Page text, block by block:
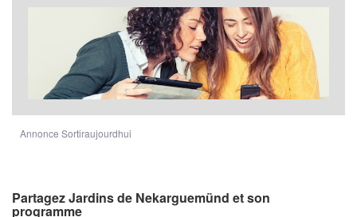
Annonce Sortiraujourdhui
Partagez Jardins de Nekarguemünd et son
programme